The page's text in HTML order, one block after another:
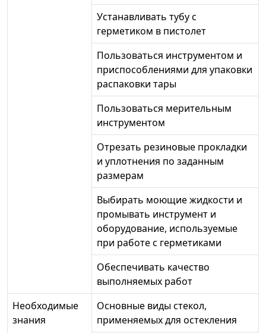
Устанавливать тубу с
герметиком в пистолет
Пользоваться инструментом и
приспособлениями для упаковки
распаковки тары
Пользоваться мерительным
инструментом
Отрезать резиновые прокладки
и уплотнения по заданным
размерам
Выбирать моющие жидкости и
промывать инструмент и
оборудование, используемые
при работе с герметиками
Обеспечивать качество
выполняемых работ
Необходимые
знания
Основные виды стекол,
применяемых для остекления